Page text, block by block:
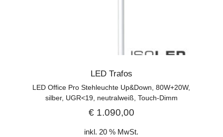
LED Trafos
LED Office Pro Stehleuchte Up&Down, 80W+20W,
silber, UGR<19, neutralweiß, Touch-Dimm
€1.090,00
inkl. 20 % MwSt.